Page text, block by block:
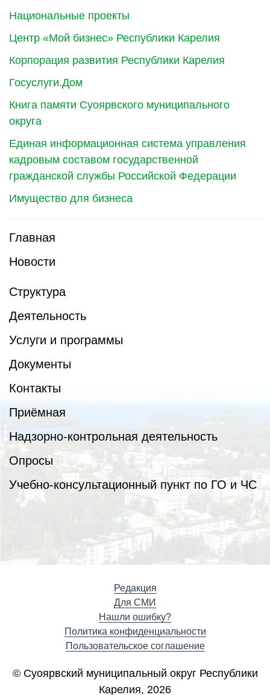
Национальные проекты
Центр «Мой бизнес» Республики Карелия
Корпорация развития Республики Карелия
Госуслуги.Дом
Книга памяти Суоярвского муниципального
округа
Единая информационная система управления
кадровым составом государственной
гражданской службы Российской Федерации
Имущество для бизнеса
Главная
Новости
Структура
Деятельность
Услуги и программы
Документы
Контакты
Приёмная
Надзорно-контрольная деятельность
Опросы
Учебно-консультационный пункт по ГО и ЧС
Редакция
Для СМИ
Нашли ошибку?
Политика конфиденциальности
Пользовательское соглашение
© Суоярвский муниципальный округ Республики
Карелия, 2026